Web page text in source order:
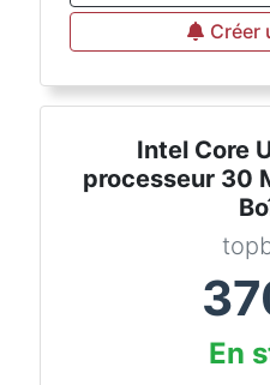
Créer
Intel Core
processeur 30
En